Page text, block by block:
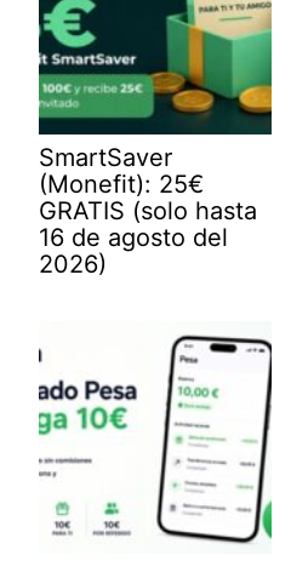
SmartSaver
(Monefit): 25€
GRATIS (solo hasta
16 de agosto del
2026)